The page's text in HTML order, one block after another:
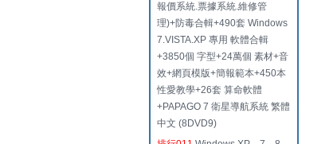
報價系統.票據系統.維修管
理)+防毒合輯+490套 Windows
7.VISTA.XP 專用 軟體合輯
+3850個 字型+24萬個 素材+音
效+網頁模版+簡報範本+450本
性愛教學+26套 算命軟體
+PAPAGO 7 衛星導航系統 繁體
中文 (8DVD9)